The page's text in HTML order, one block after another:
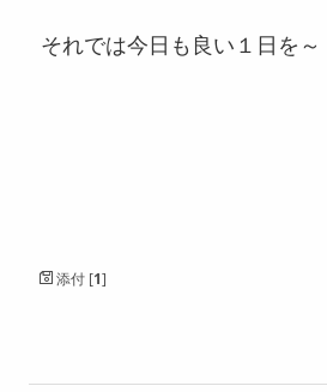
それでは今日も良い１日を～
添付 [1]